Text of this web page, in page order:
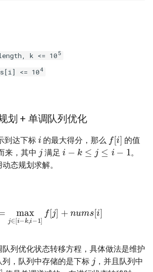
串
奇数位于
个节点
链表
栈
个数
第 n 个结
加
k <= 105
<= 104
划 + 单调队列优化
到达下标 的最大得分，那么
f[i]
的值
来，其中
j
满足
i−k≤ j≤i−1
。
态规划求解。
j∈[ −k,i− 1 ]f[j]+nu
m [i]
列优化状态转移方程，具体做法是维护
，队列中存储的是下标
j
，并且队列中
]